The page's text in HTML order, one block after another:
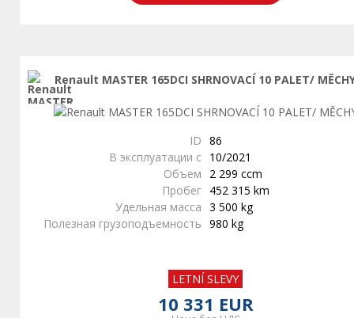
Renault MASTER 165DCI SHRNOVACÍ 10 PALET/
ID 86
В эксплуатации с 10/2021
Объем
2 299 ccm
Пробег 452 315 km
Удельная масса 3 500 kg
Полезная грузоподъемность 980 kg
LETNÍ SLEVY
10 331 EUR